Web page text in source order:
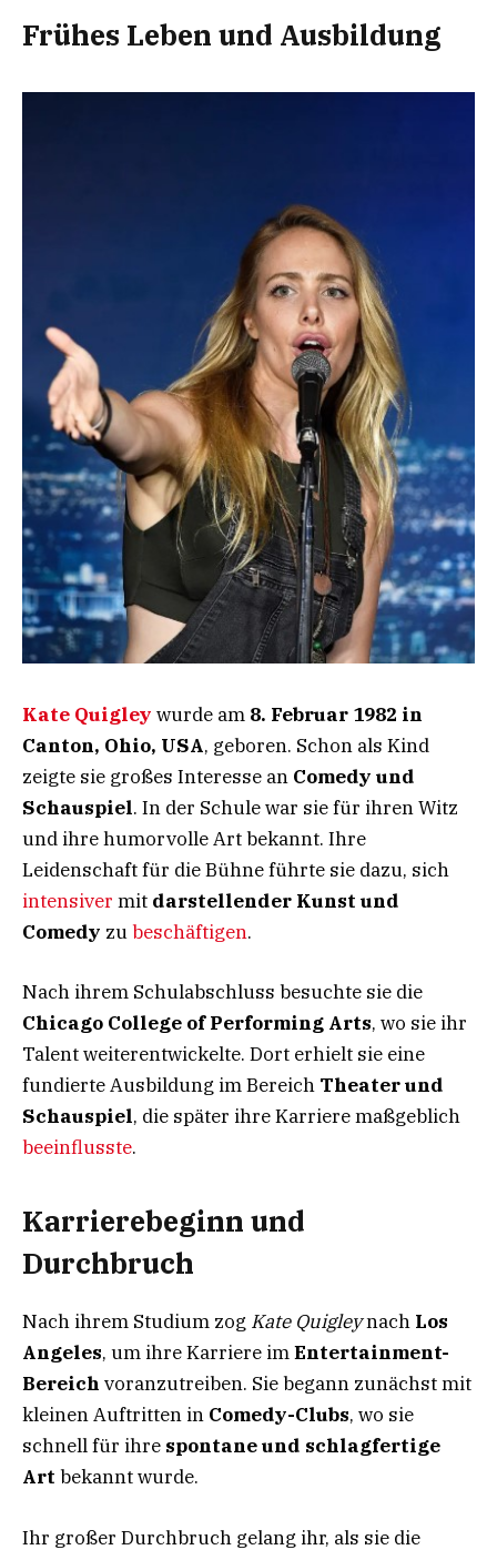
Frühes Leben und Ausbildung
Kate Quigley wurde am 8. Februar 1982 in
Canton, Ohio, USA, geboren. Schon als Kind
zeigte sie großes Interesse an Comedy und
Schauspiel. In der Schule war sie für ihren Witz
und ihre humorvolle Art bekannt. Ihre
Leidenschaft für die Bühne führte sie dazu, sich
intensiver mit darstellender Kunst und
Comedy zubeschäftigen.
Nach ihrem Schulabschluss besuchte sie die
Chicago College of Performing Arts, wo sie ihr
Talent weiterentwickelte. Dort erhielt sie eine
fundierte Ausbildung im Bereich Theater und
Schauspiel, die später ihre Karriere maßgeblich
beeinflusste.
Karrierebeginn und
Durchbruch
Nach ihrem Studium zog Kate Quigleynach Los
Angeles, um ihre Karriere imEntertainment-
Bereich voranzutreiben. Sie begann zunächst mit
kleinen Auftritten in Comedy-Clubs, wo sie
schnell für ihre spontane und schlagfertige
Art bekannt wurde.
Ihr großer Durchbruch gelang ihr, als sie die